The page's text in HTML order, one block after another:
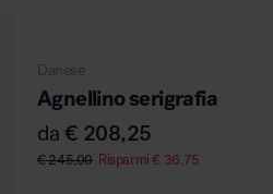
Danese
Agnellino serigrafia
da€ 208,25
€245,00 Risparmi€ 36,75